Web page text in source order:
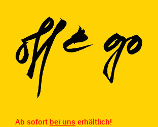
Ab sofort bei uns erhältlich!